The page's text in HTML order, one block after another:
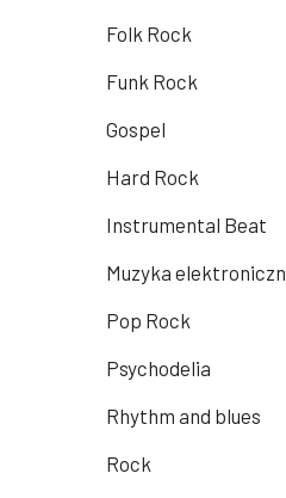
Folk Rock
Funk Rock
Gospel
Hard Rock
Instrumental Beat
Muzyka
Pop Rock
Psychodelia
Rhythm and blues
Rock